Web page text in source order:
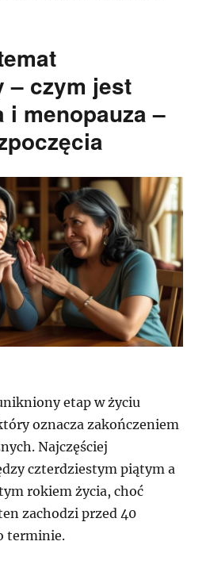
– czym jest
i menopauza –
etap w życiu
oznacza zakończeniem
Najczęściej
czterdziestym piątym a
rokiem życia, choć
zachodzi przed 40
terminie.